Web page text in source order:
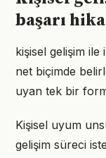
başarı
kişisel gelişim
net biçimde
uyan tek bir
Kişisel uyum
gelişim süreci